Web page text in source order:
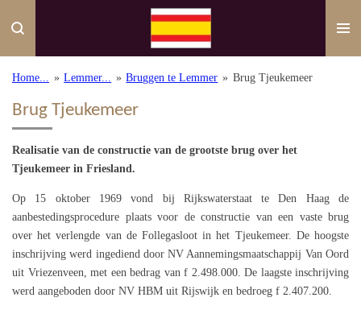
direct
de
Home... » Lemmer... » Bruggen te Lemmer » Brug Tjeukemeer
Brug Tjeukemeer
Realisatie van de constructie van de grootste brug over het
Tjeukemeer in Friesland.
Op 15 oktober 1969 vond bij Rijkswaterstaat te Den Haag de
aanbestedingsprocedure plaats voor de constructie van een vaste brug
over het verlengde van de Follegasloot in het Tjeukemeer. De hoogste
inschrijving werd ingediend door NV Aannemingsmaatschappij Van Oord
uit Vriezenveen, met een bedrag van f 2.498.000. De laagste inschrijving
werd aangeboden door NV HBM uit Rijswijk en bedroeg f 2.407.200.